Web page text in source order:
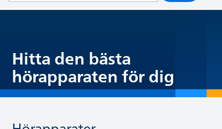
Hitta den bästa
hörapparaten för dig